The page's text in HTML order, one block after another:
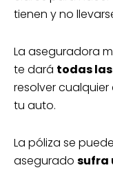
tienen y no
La aseguradora
te dará todas
resolver
tu auto.
La póliza se
asegurado sufra